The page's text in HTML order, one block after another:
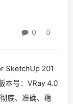
0 0
SketchUp 201
本号：VRay 4.0
底、准确、稳